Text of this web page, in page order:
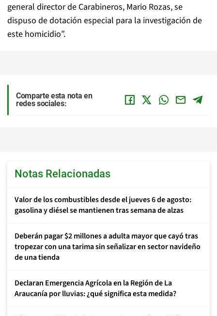
general director de Carabineros, Mario Rozas, se
dispuso de dotación especial para la investigación de
este homicidio”.
Comparte esta nota en
redes sociales:
Notas Relacionadas
Valor de los combustibles desde el jueves 6 de agosto:
gasolina y diésel se mantienen tras semana de alzas
Deberán pagar $2 millones a adulta mayor que cayó tras
tropezar con una tarima sin señalizar en sector navideño
de una tienda
Declaran Emergencia Agrícola en la Región de La
Araucanía por lluvias: ¿qué significa esta medida?